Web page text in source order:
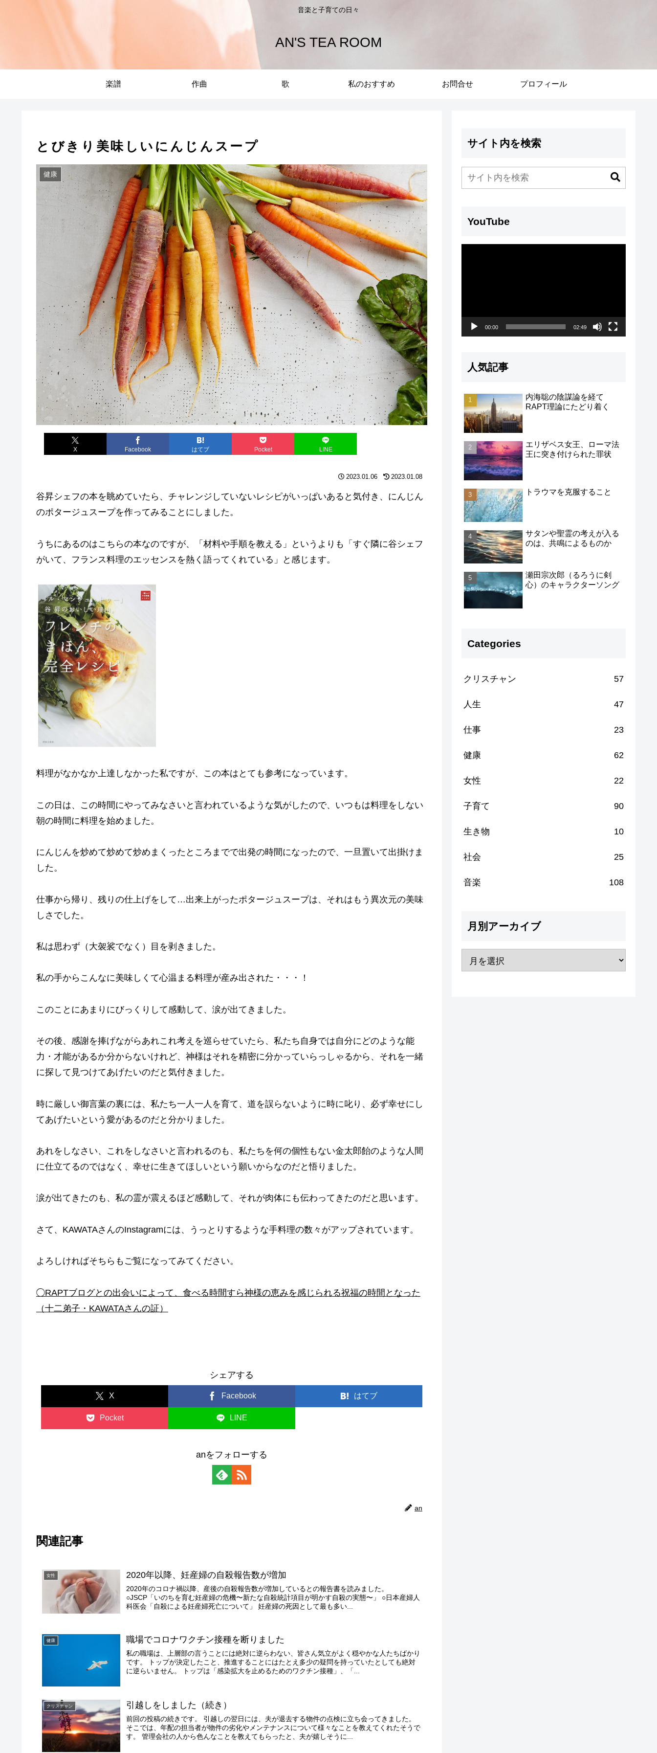
音楽と子育ての日々
AN'S TEA ROOM
楽譜 作曲 歌 私のおすすめ お問合せ プロフィール
とびきり美味しいにんじんスープ
健康
X Facebook はてブ Pocket LINE
2023.01.06 2023.01.08
谷昇シェフの本を眺めていたら、チャレンジしていないレシピがいっぱいあると気付き、にんじん
のポタージュスープを作ってみることにしました。
うちにあるのはこちらの本なのですが、「材料や手順を教える」というよりも「すぐ隣に谷シェフ
がいて、フランス料理のエッセンスを熱く語ってくれている」と感じます。
料理がなかなか上達しなかった私ですが、この本はとても参考になっています。
この日は、この時間にやってみなさいと言われているような気がしたので、いつもは料理をしない
朝の時間に料理を始めました。
にんじんを炒めて炒めて炒めまくったところまでで出発の時間になったので、一旦置いて出掛けま
した。
仕事から帰り、残りの仕上げをして…出来上がったポタージュスープは、それはもう異次元の美味
しさでした。
私は思わず（大袈裟でなく）目を剥きました。
私の手からこんなに美味しくて心温まる料理が産み出された・・・！
このことにあまりにびっくりして感動して、涙が出てきました。
その後、感謝を捧げながらあれこれ考えを巡らせていたら、私たち自身では自分にどのような能
力・才能があるか分からないけれど、神様はそれを精密に分かっていらっしゃるから、それを一緒
に探して見つけてあげたいのだと気付きました。
時に厳しい御言葉の裏には、私たち一人一人を育て、道を誤らないように時に叱り、必ず幸せにし
てあげたいという愛があるのだと分かりました。
あれをしなさい、これをしなさいと言われるのも、私たちを何の個性もない金太郎飴のような人間
に仕立てるのではなく、幸せに生きてほしいという願いからなのだと悟りました。
涙が出てきたのも、私の霊が震えるほど感動して、それが肉体にも伝わってきたのだと思います。
さて、KAWATAさんのInstagramには、うっとりするような手料理の数々がアップされています。
よろしければそちらもご覧になってみてください。
◯RAPTブログとの出会いによって、食べる時間すら神様の恵みを感じられる祝福の時間となった
（十二弟子・KAWATAさんの証）
シェアする
X Facebook はてブ
Pocket LINE
anをフォローする
an
関連記事
女性 2020年以降、妊産婦の自殺報告数が増加
2020年のコロナ禍以降、産後の自殺報告数が増加しているとの報告書を読みました。
○JSCP「いのちを育む妊産婦の危機〜新たな自殺統計項目が明かす自殺の実態〜」 ○日本産婦人
科医会「自殺による妊産婦死亡について」 妊産婦の死因として最も多い...
健康 職場でコロナワクチン接種を断りました
私の職場は、上層部の言うことには絶対に逆らわない、皆さん気立がよく穏やかな人たちばかり
です。 トップが決定したこと、推進することにはたとえ多少の疑問を持っていたとしても絶対
に逆らいません。 トップは「感染拡大を止めるためのワクチン接種」、「...
クリスチャン 引越しをしました（続き）
前回の投稿の続きです。 引越しの翌日には、夫が退去する物件の点検に立ち会ってきました。
そこでは、年配の担当者が物件の劣化やメンテナンスについて様々なことを教えてくれたそうで
す。 管理会社の人から色んなことを教えてもらったと、夫が嬉しそうに...
サイト内を検索
YouTube
00:00 02:49
人気記事
内海聡の陰謀論を経て
RAPT理論にたどり着く
エリザベス女王、ローマ法
王に突き付けられた罪状
トラウマを克服すること
サタンや聖霊の考えが入る
のは、共鳴によるものか
瀬田宗次郎（るろうに剣
心）のキャラクターソング
Categories
クリスチャン 57
人生 47
仕事 23
健康 62
女性 22
子育て 90
生き物 10
社会 25
音楽 108
月別アーカイブ